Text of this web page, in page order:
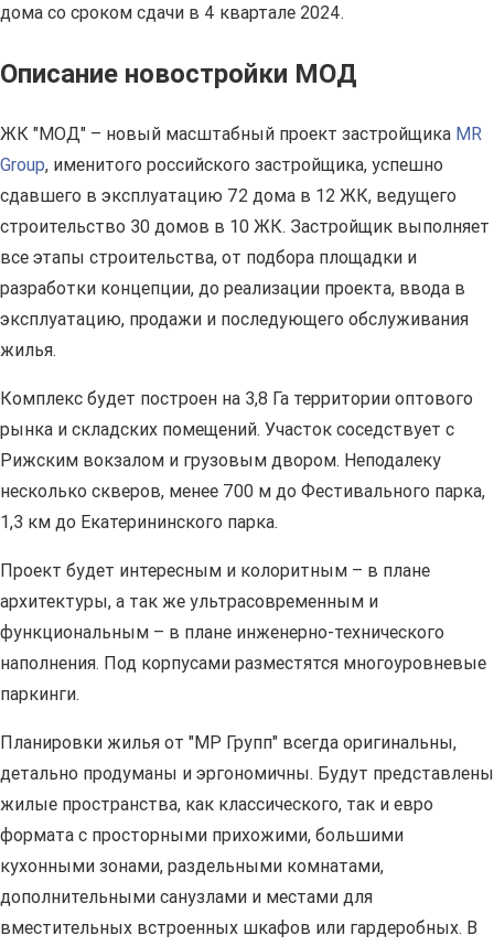
дома со сроком сдачи в 4 квартале 2024.
Описание новостройки МОД
ЖК "МОД" – новый масштабный проект застройщика MR
Group, именитого российского застройщика, успешно
сдавшего в эксплуатацию 72 дома в 12 ЖК, ведущего
строительство 30 домов в 10 ЖК. Застройщик выполняет
все этапы строительства, от подбора площадки и
разработки концепции, до реализации проекта, ввода в
эксплуатацию, продажи и последующего обслуживания
жилья.
Комплекс будет построен на 3,8 Га территории оптового
рынка и складских помещений. Участок соседствует с
Рижским вокзалом и грузовым двором. Неподалеку
несколько скверов, менее 700 м до Фестивального парка,
1,3 км до Екатерининского парка.
Проект будет интересным и колоритным – в плане
архитектуры, а так же ультрасовременным и
функциональным – в плане инженерно-технического
наполнения. Под корпусами разместятся многоуровневые
паркинги.
Планировки жилья от "МР Групп" всегда оригинальны,
детально продуманы и эргономичны. Будут представлены
жилые пространства, как классического, так и евро
формата с просторными прихожими, большими
кухонными зонами, раздельными комнатами,
дополнительными санузлами и местами для
вместительных встроенных шкафов или гардеробных. В